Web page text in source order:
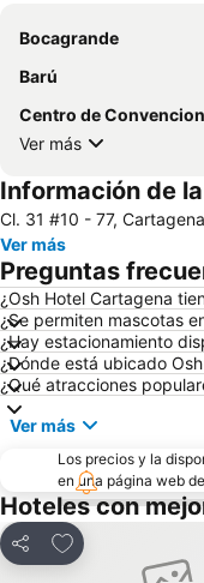
Bocagrande
Barú
Centro de
Ver más
Información de
Cl. 31 #10 - 77,
Ver más
Preguntas
¿Osh Hotel Cartagena
¿Se permiten mascotas
¿Hay estacionamiento
¿Dónde está ubicado
¿Qué atracciones
Ver más
Los precios y la
en una página web
Hoteles con
Compartir
Agregar a